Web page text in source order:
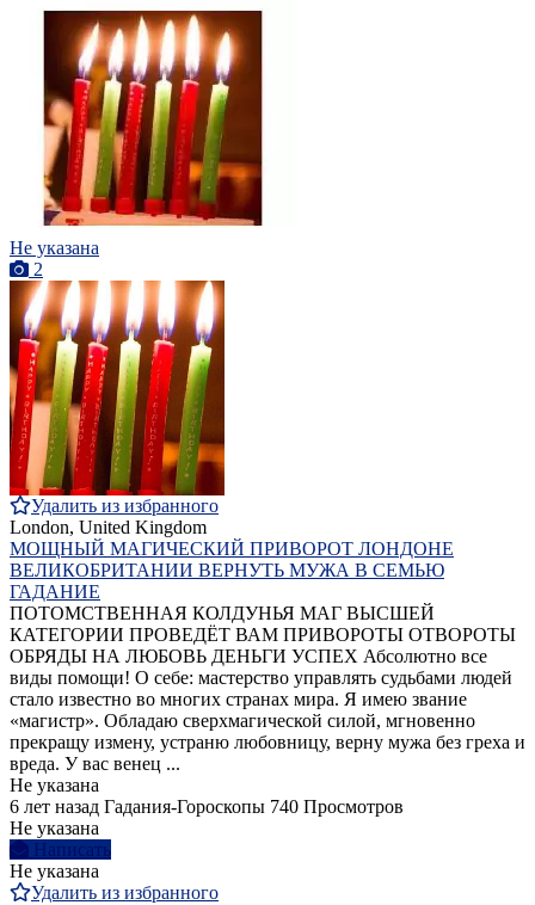
Не указана
2
Удалить из избранного
London, United Kingdom
МОЩНЫЙ МАГИЧЕСКИЙ ПРИВОРОТ ЛОНДОНЕ
ВЕЛИКОБРИТАНИИ ВЕРНУТЬ МУЖА В СЕМЬЮ
ГАДАНИЕ
ПОТОМСТВЕННАЯ КОЛДУНЬЯ МАГ ВЫСШЕЙ
КАТЕГОРИИ ПРОВЕДЁТ ВАМ ПРИВОРОТЫ ОТВОРОТЫ
ОБРЯДЫ НА ЛЮБОВЬ ДЕНЬГИ УСПЕХ Абсолютно все
виды помощи! О себе: мастерство управлять судьбами людей
стало известно во многих странах мира. Я имею звание
«магистр». Обладаю сверхмагической силой, мгновенно
прекращу измену, устраню любовницу, верну мужа без греха и
вреда. У вас венец ...
Не указана
6 лет назад Гадания-Гороскопы 740 Просмотров
Не указана
Написать
Не указана
Удалить из избранного